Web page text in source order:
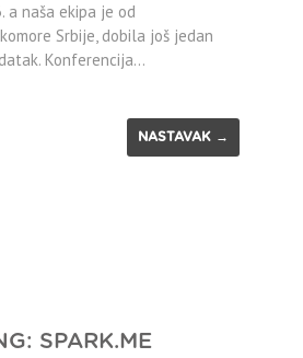
a naša ekipa je od
Srbije, dobila još jedan
Konferencija…
NASTAVAK →
SPARK.ME